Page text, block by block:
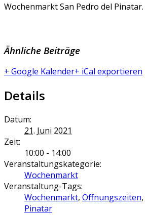
Wochenmarkt San Pedro del Pinatar.
Ähnliche Beiträge
+ Google Kalender+ iCal exportieren
Details
Datum:
21. Juni 2021
Zeit:
10:00 - 14:00
Veranstaltungskategorie:
Wochenmarkt
Veranstaltung-Tags:
Wochenmarkt, Öffnungszeiten,
Pinatar